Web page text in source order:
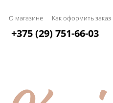
О магазине Как оформить заказ
+375 (29) 751-66-03